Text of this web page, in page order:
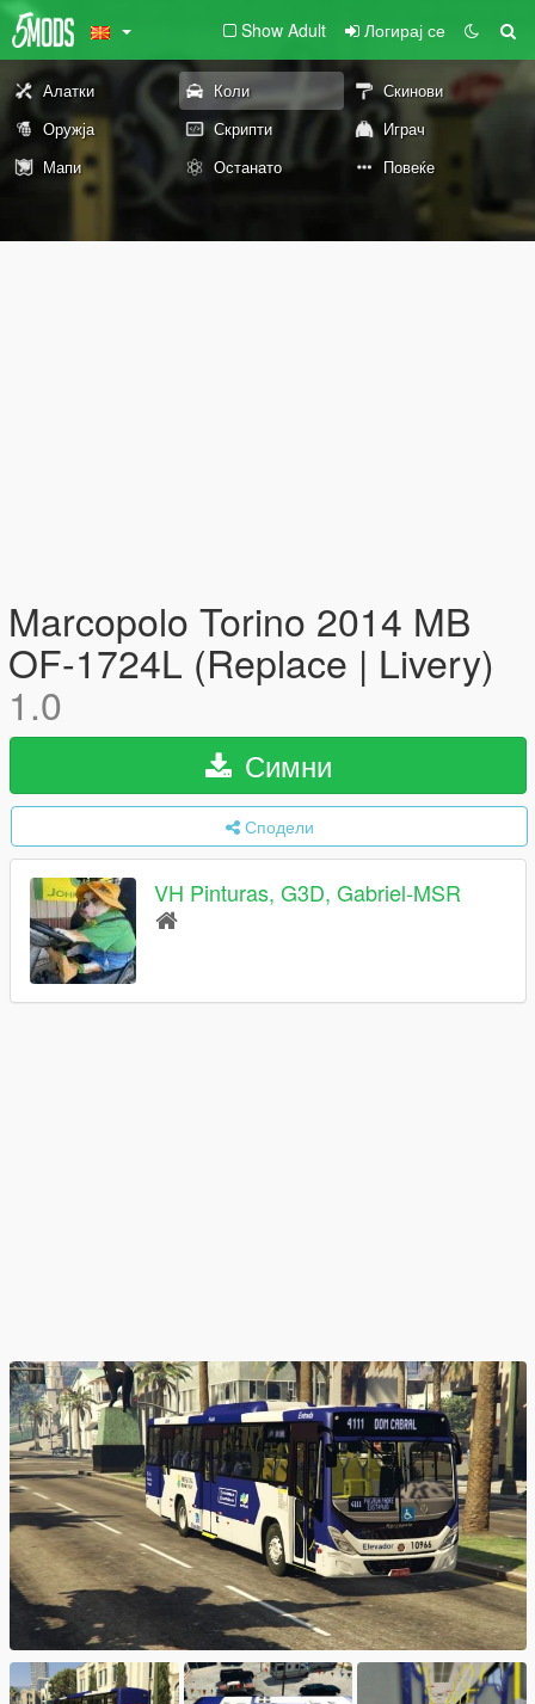
Show Adult Логирај се
Алатки Коли
Скинови
Оружја
Скрипти
Играч
Мапи
Останато Повеќе
Marcopolo Torino 2014 MB
OF-1724L (Replace | Livery)
1.0
Симни
Сподели
VH Pinturas, G3D, Gabriel-MSR